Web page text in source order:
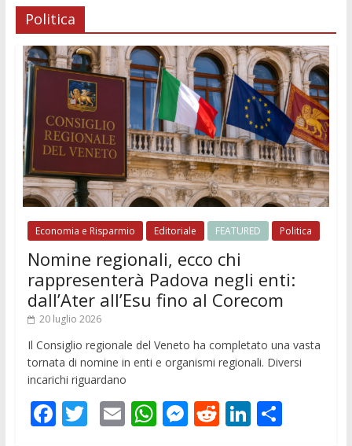
Politica
Economia e Risparmio Editoriale FEATURED Politica
Nomine regionali, ecco chi
rappresenterà Padova negli enti:
dall’Ater all’Esu fino al Corecom
20 luglio 2026
Il Consiglio regionale del Veneto ha completato una vasta
tornata di nomine in enti e organismi regionali. Diversi
incarichi riguardano
F T E W M R Li C